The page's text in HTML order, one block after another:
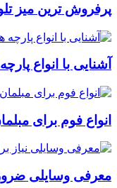
پرفروش ترین میز تلویزیون
آشنایی با انواع
انواع فوم برای
معرفی وسایلی